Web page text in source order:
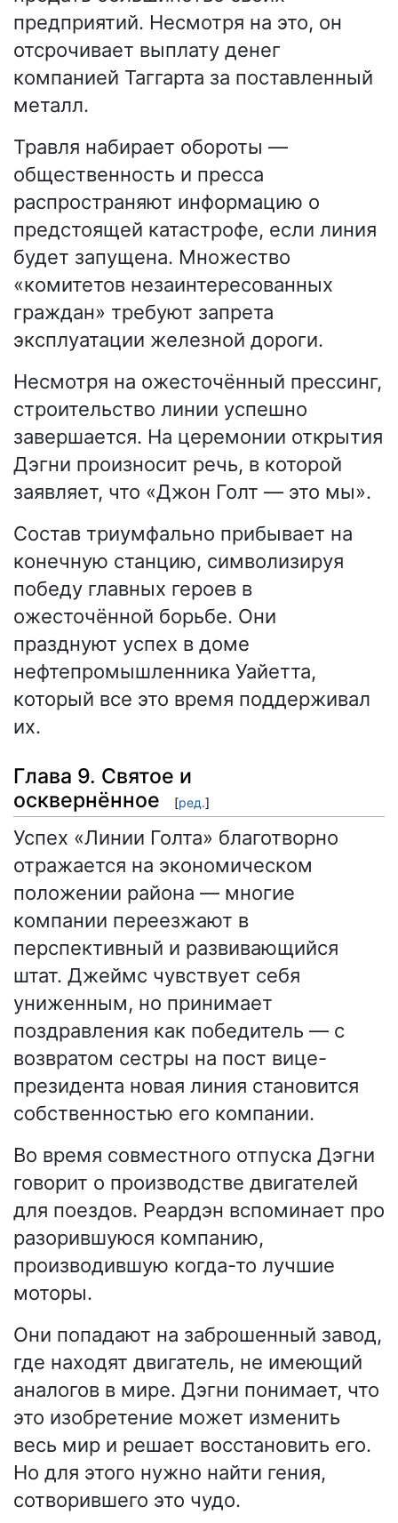
предприятий. Несмотря на это, он
отсрочивает выплату денег
компанией Таггарта за поставленный
металл.
Травля набирает обороты —
общественность и пресса
распространяют информацию о
предстоящей катастрофе, если линия
будет запущена. Множество
«комитетов незаинтересованных
граждан» требуют запрета
эксплуатации железной дороги.
Несмотря на ожесточённый прессинг,
строительство линии успешно
завершается. На церемонии открытия
Дэгни произносит речь, в которой
заявляет, что «Джон Голт — это мы».
Состав триумфально прибывает на
конечную станцию, символизируя
победу главных героев в
ожесточённой борьбе. Они
празднуют успех в доме
нефтепромышленника Уайетта,
который все это время поддерживал
их.
Глава 9. Святое и
осквернённое
[ред.]
Успех «Линии Голта» благотворно
отражается на экономическом
положении района — многие
компании переезжают в
перспективный и развивающийся
штат. Джеймс чувствует себя
униженным, но принимает
поздравления как победитель — с
возвратом сестры на пост вице-
президента новая линия становится
собственностью его компании.
Во время совместного отпуска Дэгни
говорит о производстве двигателей
для поездов. Реардэн вспоминает про
разорившуюся компанию,
производившую когда-то лучшие
моторы.
Они попадают на заброшенный завод,
где находят двигатель, не имеющий
аналогов в мире. Дэгни понимает, что
это изобретение может изменить
весь мир и решает восстановить его.
Но для этого нужно найти гения,
сотворившего это чудо.